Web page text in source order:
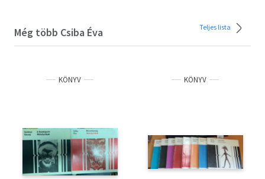
Még több Csiba Éva Teljes lista
KÖNYV KÖNYV